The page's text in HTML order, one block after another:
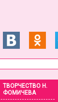
ТВОРЧЕСТВО Н.
ФОМИЧЕВА